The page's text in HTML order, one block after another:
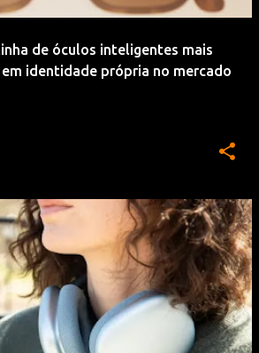
de óculos inteligentes mais
identidade própria no mercado